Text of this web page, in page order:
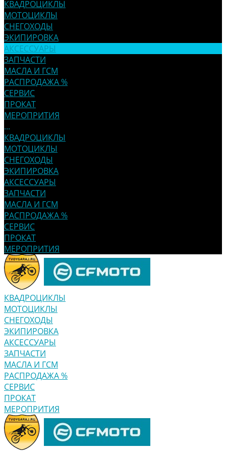
КВАДРОЦИКЛЫ
МОТОЦИКЛЫ
СНЕГОХОДЫ
ЭКИПИРОВКА
АКСЕССУАРЫ
ЗАПЧАСТИ
МАСЛА И ГСМ
РАСПРОДАЖА %
СЕРВИС
ПРОКАТ
МЕРОПРИТИЯ
...
КВАДРОЦИКЛЫ
МОТОЦИКЛЫ
СНЕГОХОДЫ
ЭКИПИРОВКА
АКСЕССУАРЫ
ЗАПЧАСТИ
МАСЛА И ГСМ
РАСПРОДАЖА %
СЕРВИС
ПРОКАТ
МЕРОПРИТИЯ
КВАДРОЦИКЛЫ
МОТОЦИКЛЫ
СНЕГОХОДЫ
ЭКИПИРОВКА
АКСЕССУАРЫ
ЗАПЧАСТИ
МАСЛА И ГСМ
РАСПРОДАЖА %
СЕРВИС
ПРОКАТ
МЕРОПРИТИЯ